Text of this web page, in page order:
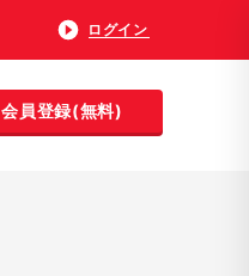
ログイン
会員登録(無料)